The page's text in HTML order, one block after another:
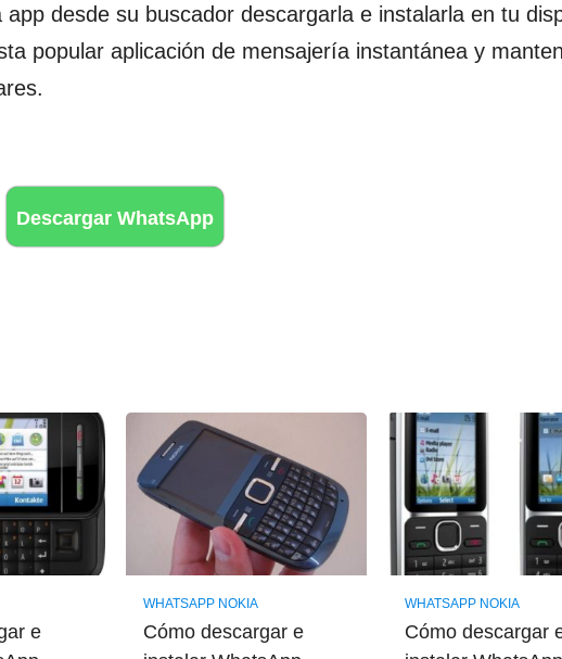
desde su buscador descargarla e instalarla en tu
popular aplicación de mensajería instantánea y
Descargar WhatsApp
e
WHATSAPP NOKIA
Cómo descargar e
WHATSAPP NOKIA
Cómo descargar